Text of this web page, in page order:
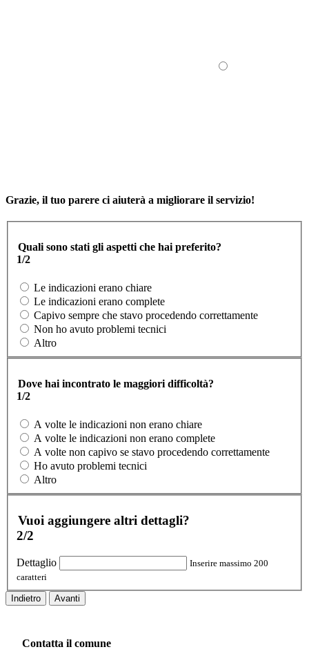
Grazie, il tuo parere ci aiuterà a migliorare il servizio!
Quali sono stati gli aspetti che hai preferito?
1/2
Le indicazioni erano chiare
Le indicazioni erano complete
Capivo sempre che stavo procedendo correttamente
Non ho avuto problemi tecnici
Altro
Dove hai incontrato le maggiori difficoltà?
1/2
A volte le indicazioni non erano chiare
A volte le indicazioni non erano complete
A volte non capivo se stavo procedendo correttamente
Ho avuto problemi tecnici
Altro
Vuoi aggiungere altri dettagli?
2/2
Dettaglio
Inserire massimo 200
caratteri
Indietro Avanti
Contatta il comune